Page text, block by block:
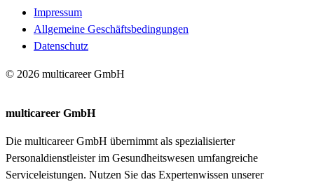
Impressum
Allgemeine Geschäftsbedingungen
Datenschutz
© 2026 multicareer GmbH
multicareer GmbH
Die multicareer GmbH übernimmt als spezialisierter
Personaldienstleister im Gesundheitswesen umfangreiche
Serviceleistungen. Nutzen Sie das Expertenwissen unserer